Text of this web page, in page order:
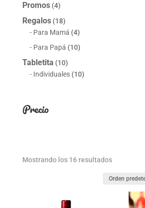
Promos (4)
Regalos (18)
Para Mamá (4)
Para Papá (10)
Tabletita (10)
Individuales (10)
Precio
Mostrando los 16 resultados